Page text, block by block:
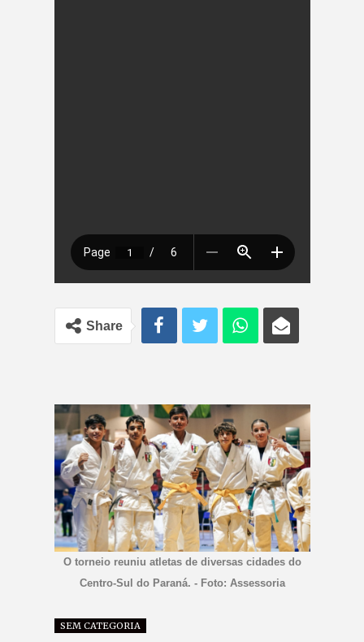
Share
O torneio reuniu atletas de diversas cidades do
Centro-Sul do Paraná. - Foto: Assessoria
SEM CATEGORIA